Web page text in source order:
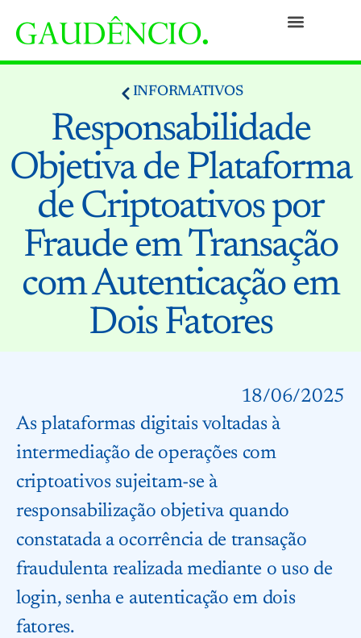
INFORMATIVOS
Responsabilidade
Objetiva de Plataforma
de Criptoativos por
Fraude em Transação
com Autenticação em
Dois Fatores
18/06/2025
As plataformas digitais voltadas à
intermediação de operações com
criptoativos sujeitam-se à
responsabilização objetiva quando
constatada a ocorrência de transação
fraudulenta realizada mediante o uso de
login, senha e autenticação em dois
fatores.